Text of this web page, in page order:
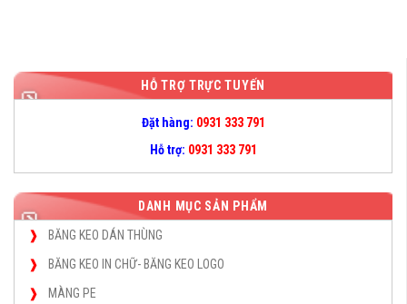
HỖ TRỢ TRỰC TUYẾN
Đặt hàng: 0931 333 791
Hỗ trợ: 0931 333 791
DANH MỤC SẢN PHẨM
BĂNG KEO DÁN THÙNG
BĂNG KEO IN CHỮ- BĂNG KEO LOGO
MÀNG PE